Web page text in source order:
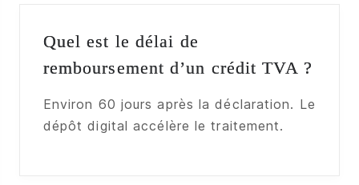
Quel est le délai de
remboursement d’un crédit TVA ?
Environ 60 jours après la déclaration. Le
dépôt digital accélère le traitement.